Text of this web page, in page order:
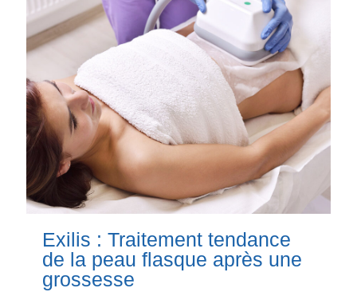
Exilis : Traitement tendance
de la peau flasque après une
grossesse